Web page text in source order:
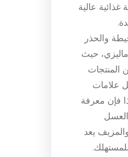
غذائية عالية
والحذر
حيث
المنتجات
علامات
فإن معرفة
العسل
يعد
للمستهلك.